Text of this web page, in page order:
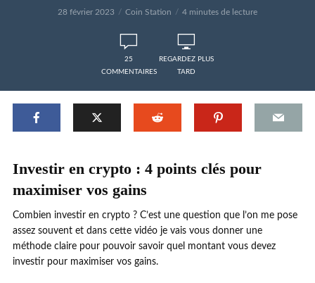
28 février 2023 Coin Station 4 minutes de lecture
25
COMMENTAIRES
REGARDEZ PLUS
TARD
Investir en crypto : 4 points clés pour
maximiser vos gains
Combien investir en crypto ? C’est une question que l’on me pose
assez souvent et dans cette vidéo je vais vous donner une
méthode claire pour pouvoir savoir quel montant vous devez
investir pour maximiser vos gains.